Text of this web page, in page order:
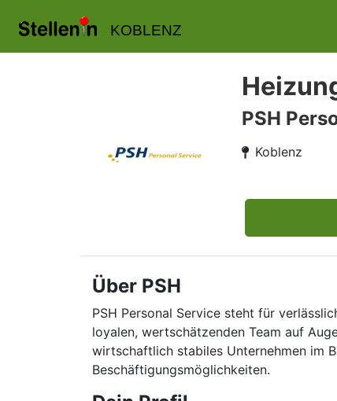
KOBLENZ
PSH
Koblenz
Über PSH
PSH Personal Service steht für
loyalen, wertschätzenden Team auf
wirtschaftlich stabiles Unternehmen im
Beschäftigungsmöglichkeiten.